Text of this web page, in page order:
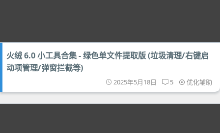
火绒 6.0 小工具合集 - 绿色单文件提取版 (垃圾清理/右键启
动项管理/弹窗拦截等)
2025年5月18日 5 优化辅助